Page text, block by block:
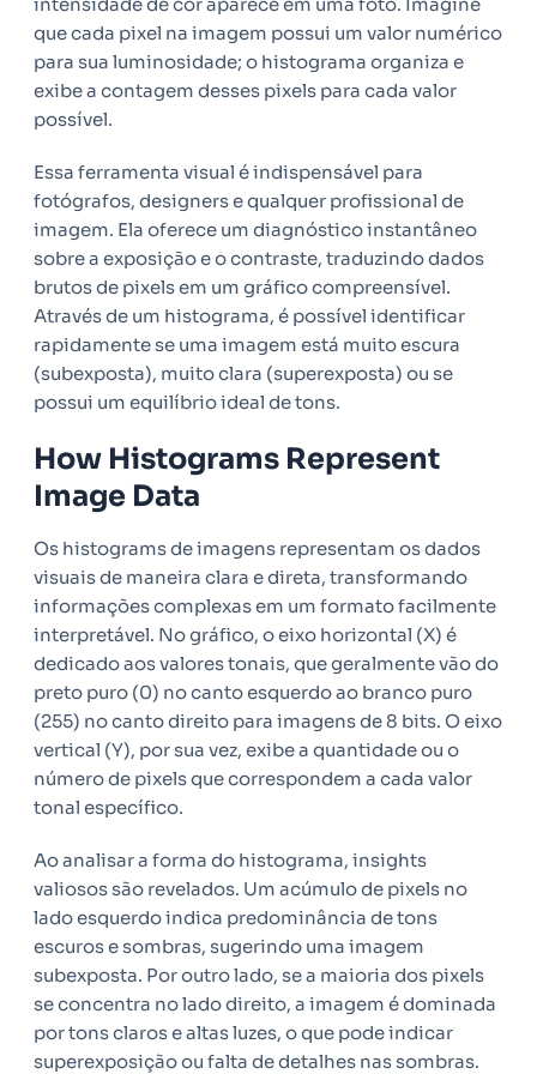
que cada pixel na imagem possui um valor numérico
para sua luminosidade; o histograma organiza e
exibe a contagem desses pixels para cada valor
possível.
Essa ferramenta visual é indispensável para
fotógrafos, designers e qualquer profissional de
imagem. Ela oferece um diagnóstico instantâneo
sobre a exposição e o contraste, traduzindo dados
brutos de pixels em um gráfico compreensível.
Através de um histograma, é possível identificar
rapidamente se uma imagem está muito escura
(subexposta), muito clara (superexposta) ou se
possui um equilíbrio ideal de tons.
How Histograms Represent
Image Data
Os histograms de imagens representam os dados
visuais de maneira clara e direta, transformando
informações complexas em um formato facilmente
interpretável. No gráfico, o eixo horizontal (X) é
dedicado aos valores tonais, que geralmente vão do
preto puro (0) no canto esquerdo ao branco puro
(255) no canto direito para imagens de 8 bits. O eixo
vertical (Y), por sua vez, exibe a quantidade ou o
número de pixels que correspondem a cada valor
tonal específico.
Ao analisar a forma do histograma, insights
valiosos são revelados. Um acúmulo de pixels no
lado esquerdo indica predominância de tons
escuros e sombras, sugerindo uma imagem
subexposta. Por outro lado, se a maioria dos pixels
se concentra no lado direito, a imagem é dominada
por tons claros e altas luzes, o que pode indicar
superexposição ou falta de detalhes nas sombras.